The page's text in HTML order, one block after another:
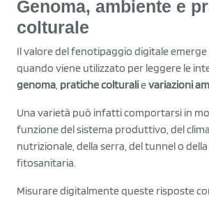
Genoma, ambiente e
colturale
Il valore del fenotipaggio digitale
quando viene utilizzato per leggere le
genoma pratiche colturalievariazioni
Una varietà può infatti comportarsi in
funzione del sistema produttivo, del
nutrizionale, della serra, del tunnel o
fitosanitaria.
Misurare digitalmente queste risposte